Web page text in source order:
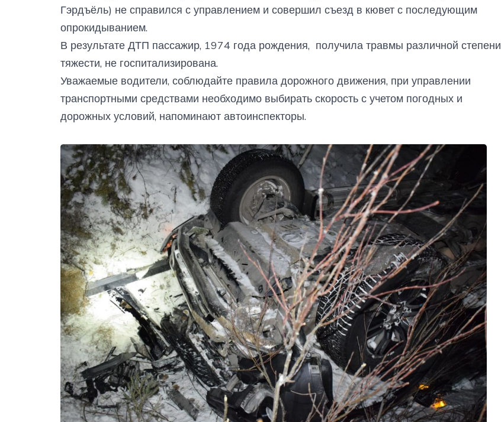
Гэрдъёль) не справился с управлением и совершил съезд в кювет с последующим
опрокидыванием.
В результате ДТП пассажир, 1974 года рождения, получила травмы различной степени
тяжести, не госпитализирована.
Уважаемые водители, соблюдайте правила дорожного движения, при управлении
транспортными средствами необходимо выбирать скорость с учетом погодных и
дорожных условий, напоминают автоинспекторы.